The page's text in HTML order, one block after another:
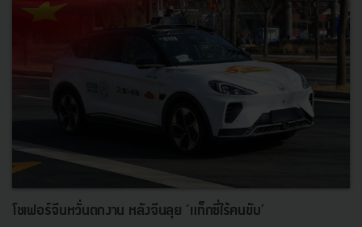
โชเฟอร์จีนหวั่นตกงาน หลังจีนลุย ‘แท็กซี่ไร้คนขับ’